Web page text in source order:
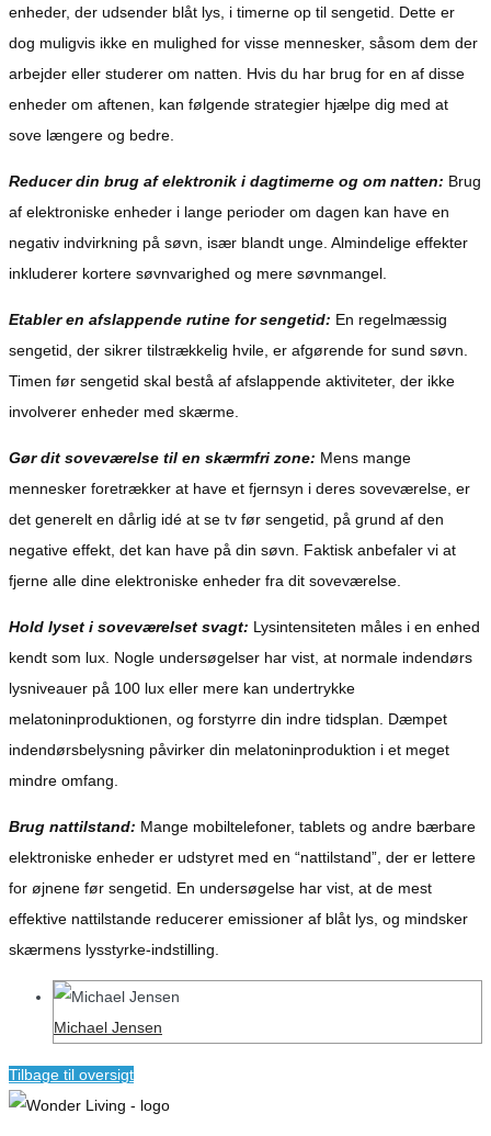
enheder, der udsender blåt lys, i timerne op til sengetid. Dette er
dog muligvis ikke en mulighed for visse mennesker, såsom dem der
arbejder eller studerer om natten. Hvis du har brug for en af ​​disse
enheder om aftenen, kan følgende strategier hjælpe dig med at
sove længere og bedre.
Reducer din brug af elektronik i dagtimerne og om natten: Brug
af elektroniske enheder i lange perioder om dagen kan have en
negativ indvirkning på søvn, især blandt unge. Almindelige effekter
inkluderer kortere søvnvarighed og mere søvnmangel.
Etabler en afslappende rutine for sengetid: En regelmæssig
sengetid, der sikrer tilstrækkelig hvile, er afgørende for sund søvn.
Timen før sengetid skal bestå af afslappende aktiviteter, der ikke
involverer enheder med skærme.
Gør dit soveværelse til en skærmfri zone: Mens mange
mennesker foretrækker at have et fjernsyn i deres soveværelse, er
det generelt en dårlig idé at se tv før sengetid, på grund af den
negative effekt, det kan have på din søvn. Faktisk anbefaler vi at
fjerne alle dine elektroniske enheder fra dit soveværelse.
Hold lyset i soveværelset svagt: Lysintensiteten måles i en enhed
kendt som lux. Nogle undersøgelser har vist, at normale indendørs
lysniveauer på 100 lux eller mere kan undertrykke
melatoninproduktionen, og forstyrre din indre tidsplan. Dæmpet
indendørsbelysning påvirker din melatoninproduktion i et meget
mindre omfang.
Brug nattilstand: Mange mobiltelefoner, tablets og andre bærbare
elektroniske enheder er udstyret med en “nattilstand”, der er lettere
for øjnene før sengetid. En undersøgelse har vist, at de mest
effektive nattilstande reducerer emissioner af blåt lys, og mindsker
skærmens lysstyrke-indstilling.
Michael Jensen
Tilbage til oversigt